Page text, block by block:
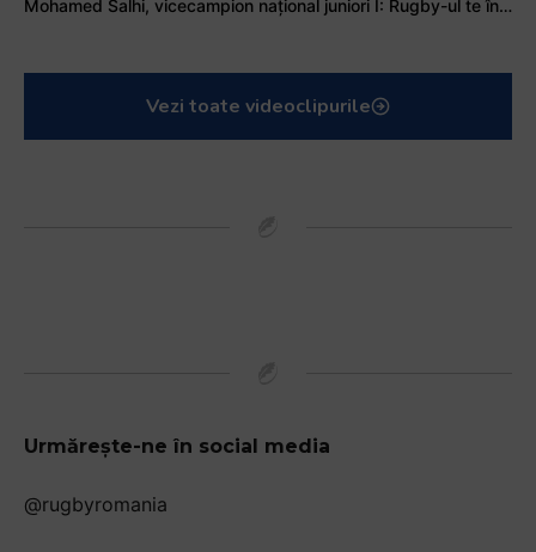
Mohamed Salhi, vicecampion național juniori I: Rugby-ul te învață să accepți și înfrângerile
Vezi toate videoclipurile
Urmărește-ne în social media
@rugbyromania